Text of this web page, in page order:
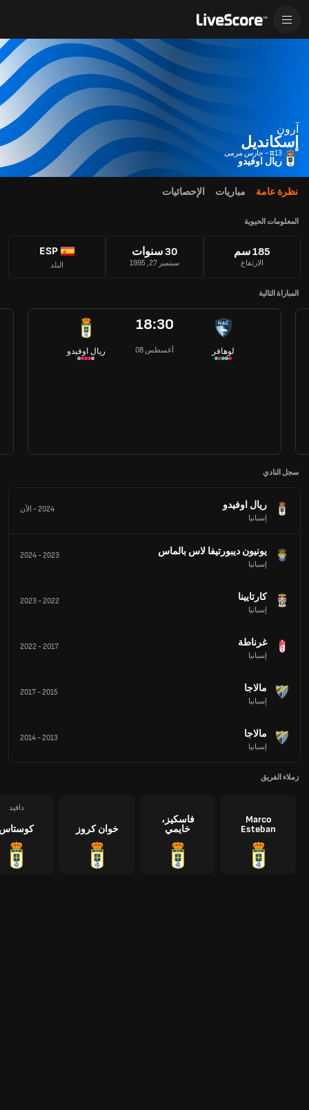
آرون
إسكانديل
#13 - حارس مرمى
ريال اوفيدو
نظرة عامة مباريات الإحصائيات
المعلومات الحيوية
185 سم
الارتفاع
30 سنوات
سبتمبر 27, 1995
ESP
البلد
المباراة التالية
ريال اوفيدو
18:30
08 أغسطس لوهافر
سجل النادي
ريال اوفيدو
إسبانيا
2024
- الآن
يونيون ديبورتيفا لاس بالماس
إسبانيا
2023
-
2024
كارتايينا
إسبانيا
2022
-
2023
غرناطة
إسبانيا
2017
-
2022
مالاجا
إسبانيا
2015
-
2017
مالاجا
إسبانيا
2013
-
2014
زملاء الفريق
Marco
Esteban
فاسكيز،
خايمي
خوان كروز
دافيد